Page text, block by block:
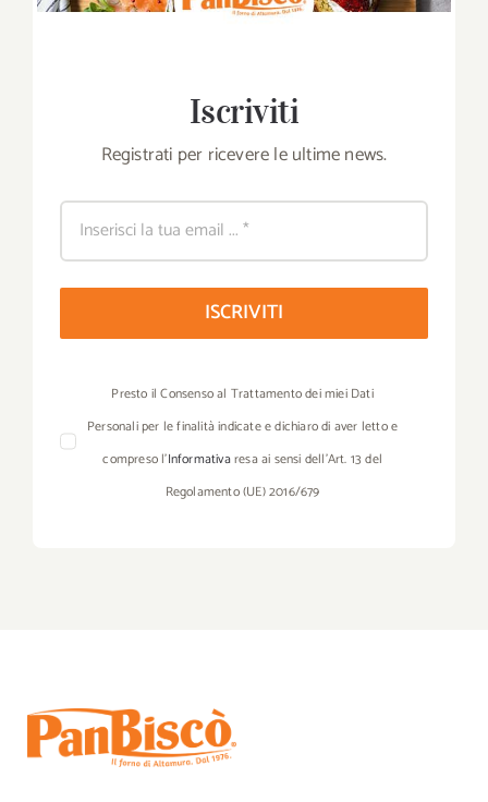
Iscriviti
Registrati per ricevere le ultime news.
ISCRIVITI
Presto il Consenso al Trattamento dei miei Dati
Personali per le finalità indicate e dichiaro di aver letto e
compreso l’Informativaresa ai sensi dell’Art. 13 del
Regolamento (UE) 2016/679